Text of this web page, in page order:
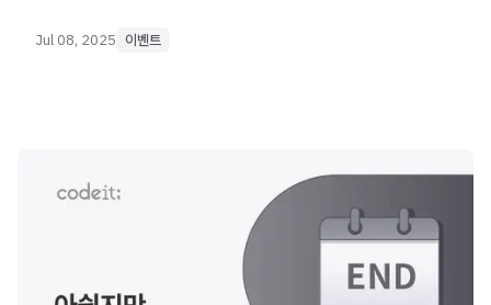
Jul 08, 2025 이벤트